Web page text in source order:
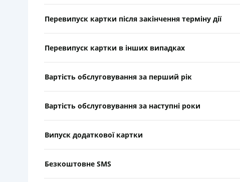
Перевипуск картки після закінчення терміну дії
Перевипуск картки в інших випадках
Вартість обслуговування за перший рік
Вартість обслуговування за наступні роки
Випуск додаткової картки
Безкоштовне SMS